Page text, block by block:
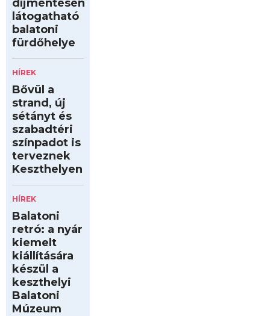
díjmentesen
látogatható
balatoni
fürdőhelye
HÍREK
Bővül a
strand, új
sétányt és
szabadtéri
színpadot is
terveznek
Keszthelyen
HÍREK
Balatoni
retró: a nyár
kiemelt
kiállítására
készül a
keszthelyi
Balatoni
Múzeum